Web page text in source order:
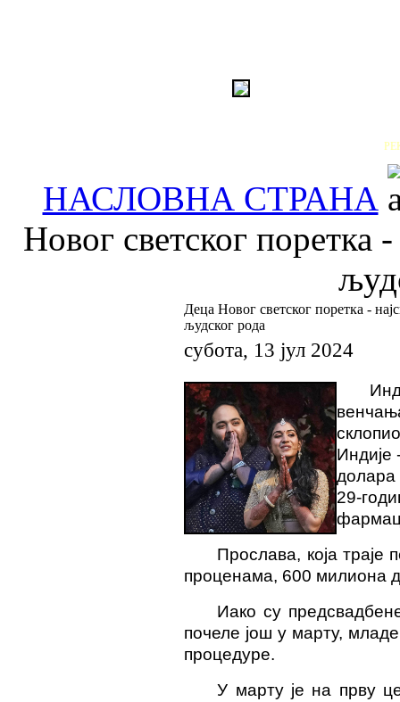
НАСЛОВНА СТРАНА
Новог светског поретка
Деца Новог светског поретка -
људског рода
субота, 13 јул 2024
Индије
29-
Прослава, која траје
проценама, 600 милиона
Иако су
почеле још у марту,
процедуре.
У марту је на прву